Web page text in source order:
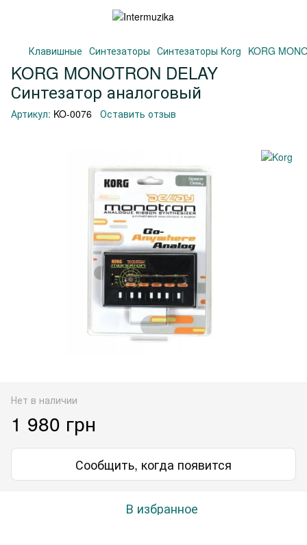
Клавишные Синтезаторы Синтезаторы Korg KORG
KORG MONOTRON DELAY
Синтезатор аналоговый
Артикул: KO-0076 Оставить отзыв
Нет в наличии
1 980 грн
Сообщить, когда появится
В избранное